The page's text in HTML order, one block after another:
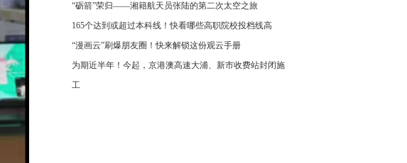
“砺箭”荣归——湘籍航天员张陆的第二次太空之旅
165个达到或超过本科线！快看哪些高职院校投档线高
“漫画云”刷爆朋友圈！快来解锁这份观云手册
为期近半年！今起，京港澳高速大浦、新市收费站封闭施
工